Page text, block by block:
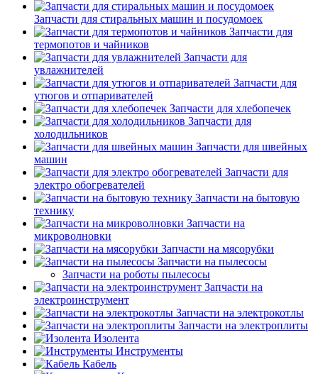
Запчасти для стиральных машин и посудомоек
Запчасти для
термопотов и чайников
Запчасти для
увлажнителей
Запчасти для
утюгов и отпаривателей
Запчасти для хлебопечек
Запчасти для
холодильников
Запчасти для швейных
машин
Запчасти для
электро обогревателей
Запчасти на бытовую
технику
Запчасти на
микроволновки
Запчасти на мясорубки
Запчасти на пылесосы
Запчасти на роботы пылесосы
Запчасти на
электроинструмент
Запчасти на электрокотлы
Запчасти на электроплиты
Изолента
Инструменты
Кабель